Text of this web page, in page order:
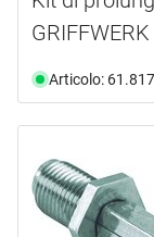
GRIFFWERK
Articolo: